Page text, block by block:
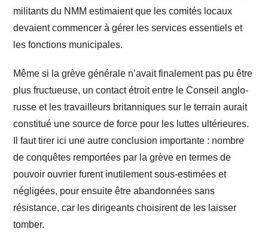
militants du NMM estimaient que les comités locaux
devaient commencer à gérer les services essentiels et
les fonctions municipales.
Même si la grève générale n’avait finalement pas pu être
plus fructueuse, un contact étroit entre le Conseil anglo-
russe et les travailleurs britanniques sur le terrain aurait
constitué une source de force pour les luttes ultérieures.
Il faut tirer ici une autre conclusion importante : nombre
de conquêtes remportées par la grève en termes de
pouvoir ouvrier furent inutilement sous-estimées et
négligées, pour ensuite être abandonnées sans
résistance, car les dirigeants choisirent de les laisser
tomber.